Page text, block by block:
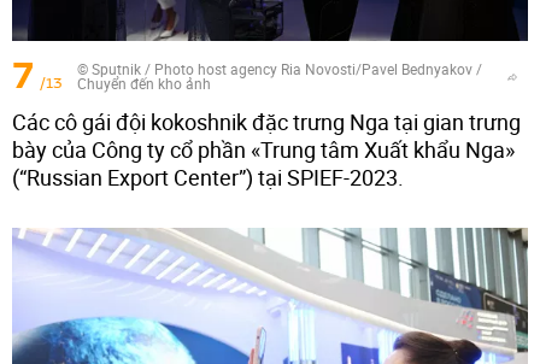
7 /13
© Sputnik / Photo host agency Ria Novosti/Pavel Bednyakov/
Chuyển đến kho ảnh
Các cô gái đội kokoshnik đặc trưng Nga tại gian trưng
bày của Công ty cổ phần «Trung tâm Xuất khẩu Nga»
(“Russian Export Center”) tại SPIEF-2023.